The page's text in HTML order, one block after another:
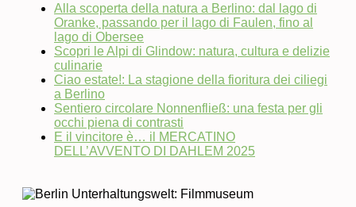
Alla scoperta della natura a Berlino: dal lago di
Oranke, passando per il lago di Faulen, fino al
lago di Obersee
Scopri le Alpi di Glindow: natura, cultura e delizie
culinarie
Ciao estate!: La stagione della fioritura dei ciliegi
a Berlino
Sentiero circolare Nonnenfließ: una festa per gli
occhi piena di contrasti
E il vincitore è… il MERCATINO
DELL’AVVENTO DI DAHLEM 2025